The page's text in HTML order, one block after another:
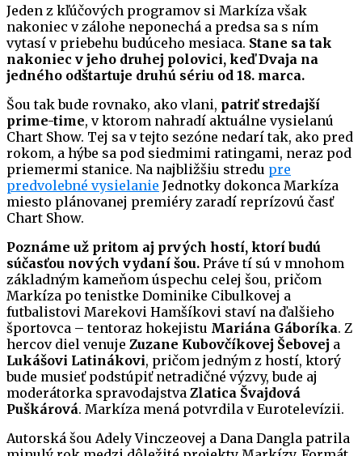
Jeden z kľúčových programov si Markíza však
nakoniec v zálohe neponechá a predsa sa s ním
vytasí v priebehu budúceho mesiaca. Stane sa tak
nakoniec v jeho druhej polovici, keď Dvaja na
jedného odštartuje druhú sériu od 18. marca.
Šou tak bude rovnako, ako vlani, patriť stredajší
prime-time, v ktorom nahradí aktuálne vysielanú
Chart Show. Tej sa v tejto sezóne nedarí tak, ako pred
rokom, a hýbe sa pod siedmimi ratingami, neraz pod
priemermi stanice. Na najbližšiu stredu pre
predvolebné vysielanie Jednotky dokonca Markíza
miesto plánovanej premiéry zaradí reprízovú časť
Chart Show.
Poznáme už pritom aj prvých hostí, ktorí budú
súčasťou nových vydaní šou. Práve tí sú v mnohom
základným kameňom úspechu celej šou, pričom
Markíza po tenistke Dominike Cibulkovej a
futbalistovi Marekovi Hamšíkovi staví na ďalšieho
športovca – tentoraz hokejistu Mariána Gáboríka. Z
hercov diel venuje Zuzane Kubovčíkovej Šebovej a
Lukášovi Latinákovi, pričom jedným z hostí, ktorý
bude musieť podstúpiť netradičné výzvy, bude aj
moderátorka spravodajstva Zlatica Švajdová
Puškárová. Markíza mená potvrdila v Eurotelevízii.
Autorská šou Adely Vinczeovej a Dana Dangla patrila